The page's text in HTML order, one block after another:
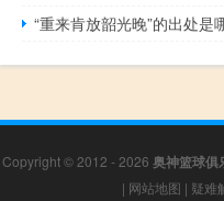
“重来肯放韶光晚”的出处是
Copyright © 2012 - 2026 奥神篮球俱
| 网站地图 | 疑难